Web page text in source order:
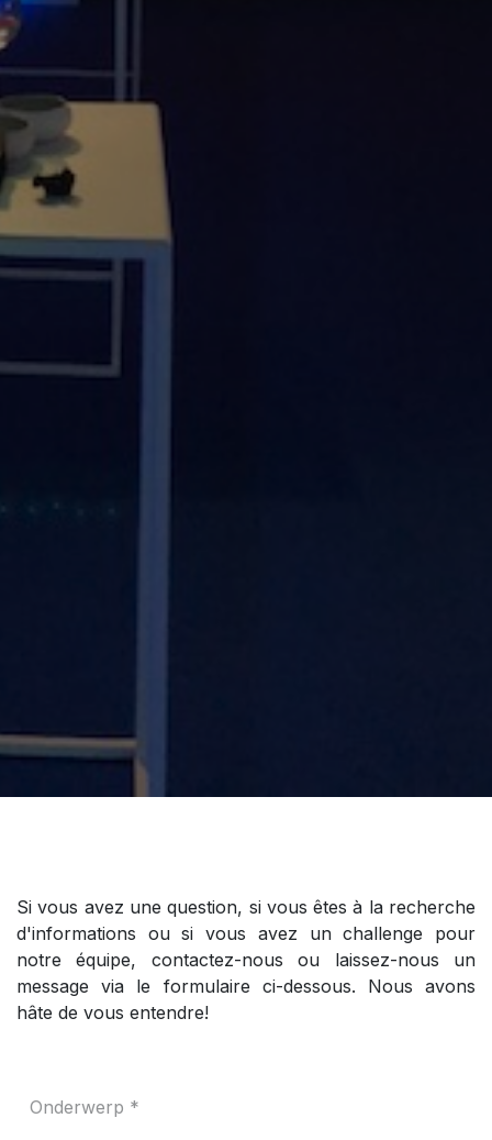
Si vous avez une question, si vous êtes à la recherche
d'informations ou si vous avez un challenge pour
notre équipe, contactez-nous ou laissez-nous un
message via le formulaire ci-dessous. Nous avons
hâte de vous entendre!